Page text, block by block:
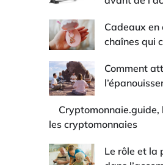
Cadeaux en
chaînes qui
Comment
les cryptomonnaies
Le rôle et la